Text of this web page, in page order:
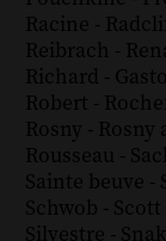
Racine -
Reibrach -
Richard -
Robert -
Rosny - Rosny
Rousseau -
Sainte beuve -
Schwob - Scott
Silvestre -